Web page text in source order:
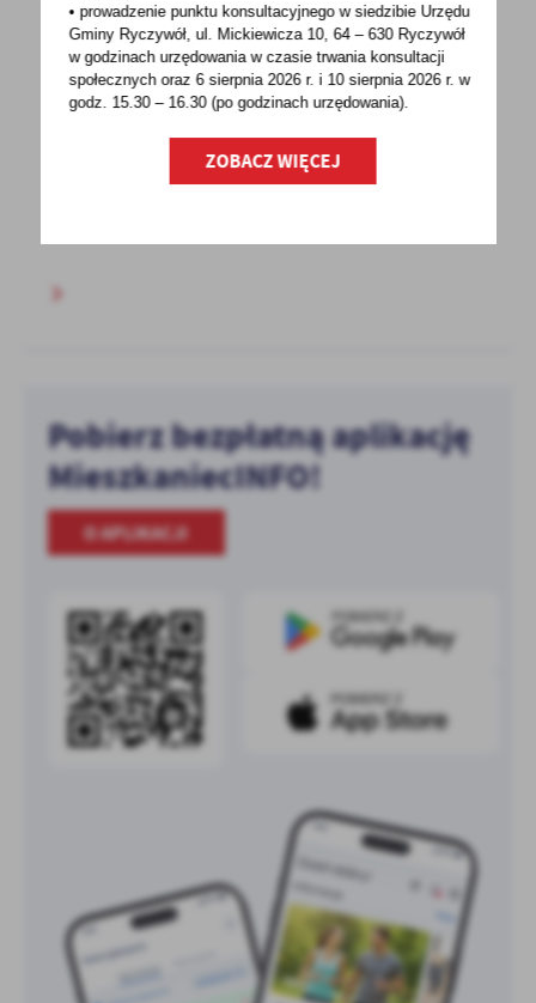
28 - 08 - 2024
Spotkanie z sołtysami
W poniedziałek 26 sierpnia o godzinie 18:00
Pobierz bezpłatną aplikację
MieszkaniecINFO!
O APLIKACJI
• prowadzenie punktu konsultacyjnego w siedzibie Urzędu
Gminy Ryczywół, ul. Mickiewicza 10, 64 – 630 Ryczywół
w godzinachurzędowania w czasie trwania konsultacji
społecznych oraz 6 sierpnia 2026 r. i 10 sierpnia 2026 r. w
godz. 15.30 – 16.30 (po godzinachurzędowania).
ZOBACZ WIĘCEJ